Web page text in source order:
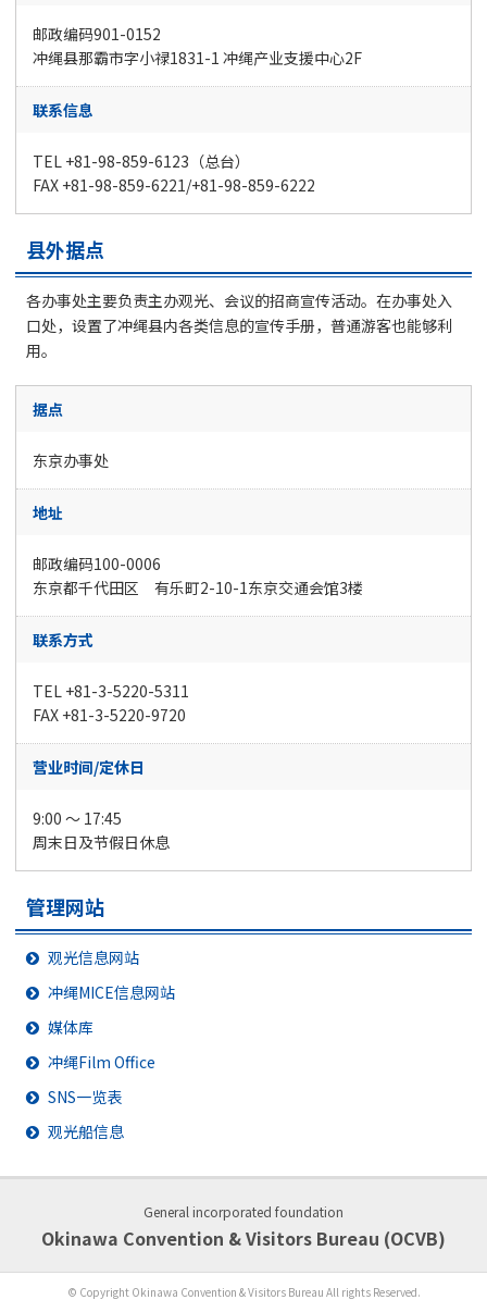
邮政编码901-0152
冲绳县那霸市字小禄1831-1 冲绳产业支援中心2F
联系信息
TEL +81-98-859-6123（总台）
FAX +81-98-859-6221/+81-98-859-6222
县外据点
各办事处主要负责主办观光、会议的招商宣传活动。在办事处入
口处，设置了冲绳县内各类信息的宣传手册，普通游客也能够利
用。
据点
东京办事处
地址
邮政编码100-0006
东京都千代田区 有乐町2-10-1东京交通会馆3楼
联系方式
TEL +81-3-5220-5311
FAX +81-3-5220-9720
营业时间/定休日
9:00 ～ 17:45
周末日及节假日休息
管理网站
观光信息网站
冲绳MICE信息网站
媒体库
冲绳Film Office
SNS一览表
观光船信息
General incorporated foundation
Okinawa Convention & Visitors Bureau (OCVB)
© Copyright Okinawa Convention & Visitors Bureau All rights Reserved.